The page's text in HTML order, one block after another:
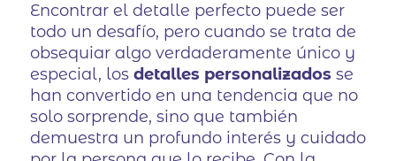
Encontrar el detalle perfecto puede ser
todo un desafío, pero cuando se trata de
obsequiar algo verdaderamente único y
especial, los detalles personalizados se
han convertido en una tendencia que no
solo sorprende, sino que también
demuestra un profundo interés y cuidado